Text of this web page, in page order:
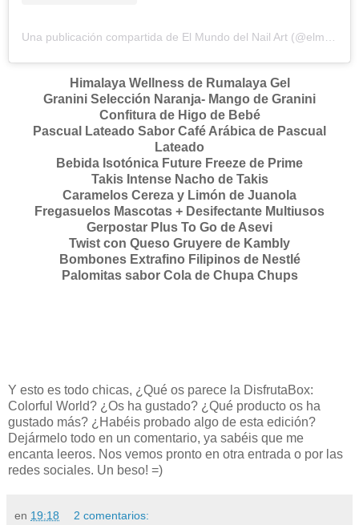
Himalaya Wellness de Rumalaya Gel
Granini Selección Naranja- Mango de Granini
Confitura de Higo de Bebé
Pascual Lateado Sabor Café Arábica de Pascual
Lateado
Bebida Isotónica Future Freeze de Prime
Takis Intense Nacho de Takis
Caramelos Cereza y Limón de Juanola
Fregasuelos Mascotas + Desifectante Multiusos
Gerpostar Plus To Go de Asevi
Twist con Queso Gruyere de Kambly
Bombones Extrafino Filipinos de Nestlé
Palomitas sabor Cola de Chupa Chups
Y esto es todo chicas, ¿Qué os parece la DisfrutaBox:
Colorful World? ¿Os ha gustado? ¿Qué producto os ha
gustado más? ¿Habéis probado algo de esta edición?
Dejármelo todo en un comentario, ya sabéis que me
encanta leeros. Nos vemos pronto en otra entrada o por las
redes sociales. Un beso! =)
en 19:18 2 comentarios: